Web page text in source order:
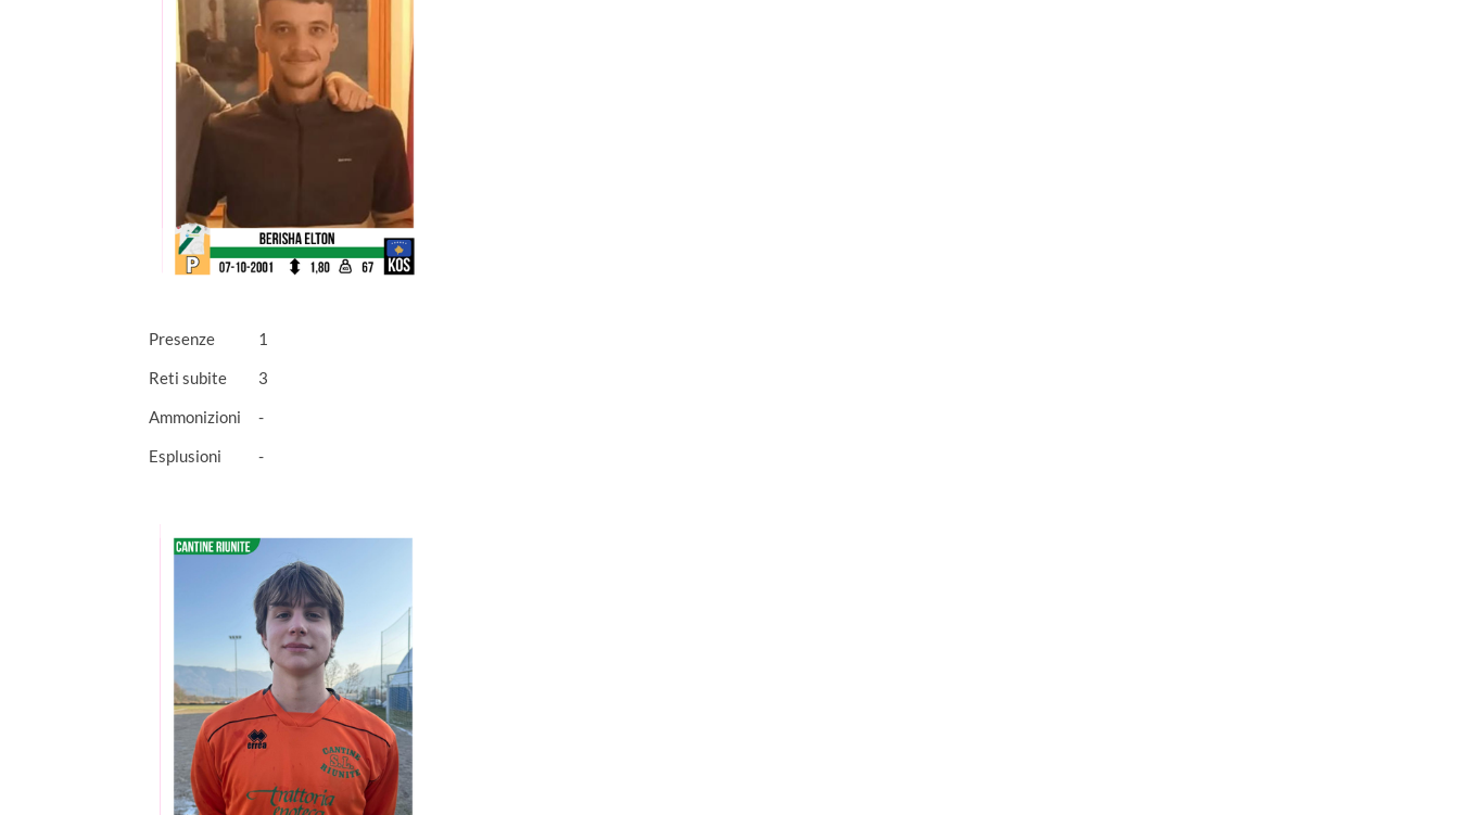
Presenze
1
Reti subite
3
Ammonizioni
-
Esplusioni
-